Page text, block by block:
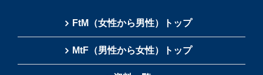
FtM（女性から男性）トップ
MtF（男性から女性）トップ